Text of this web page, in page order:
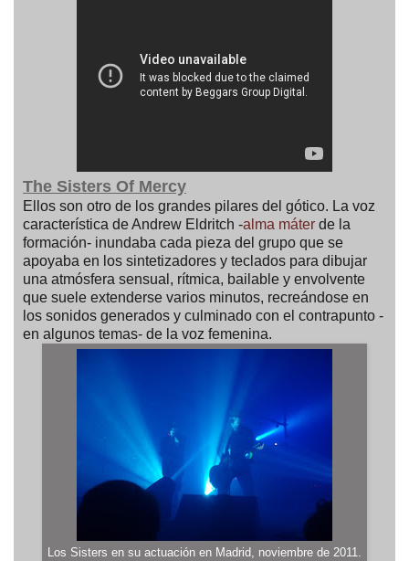
The Sisters Of Mercy
Ellos son otro de los grandes pilares del gótico. La voz
característica de Andrew Eldritch -alma máter de la
formación- inundaba cada pieza del grupo que se
apoyaba en los sintetizadores y teclados para dibujar
una atmósfera sensual, rítmica, bailable y envolvente
que suele extenderse varios minutos, recreándose en
los sonidos generados y culminado con el contrapunto -
en algunos temas- de la voz femenina.
Los Sisters en su actuación en Madrid, noviembre de 2011.